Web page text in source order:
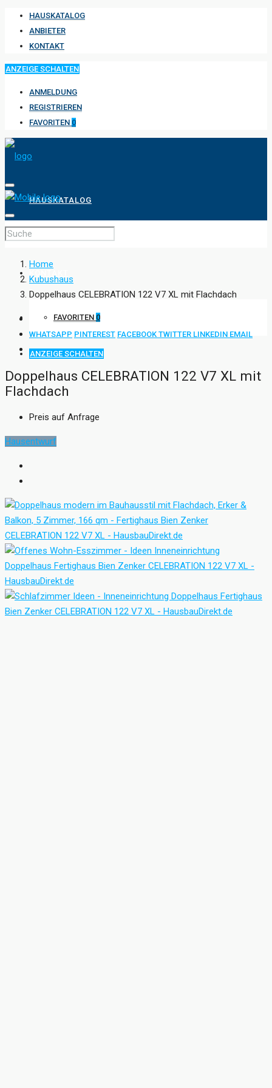
HAUSKATALOG
ANBIETER
KONTAKT
ANZEIGE SCHALTEN
ANMELDUNG
REGISTRIEREN
FAVORITEN 0
HAUSKATALOG
ANBIETER
FAVORITEN 0
ANZEIGE SCHALTEN
Home
Kubushaus
Doppelhaus CELEBRATION 122 V7 XL mit Flachdach
WHATSAPP PINTEREST FACEBOOK TWITTER LINKEDIN EMAIL
Doppelhaus CELEBRATION 122 V7 XL mit
Flachdach
Preis auf Anfrage
Hausentwurf